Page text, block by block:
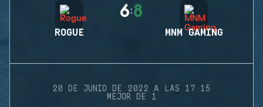
ROGUE
6:8
MNM GAMING
20 DE JUNIO DE 2022 A LAS 17:15
MEJOR DE 1